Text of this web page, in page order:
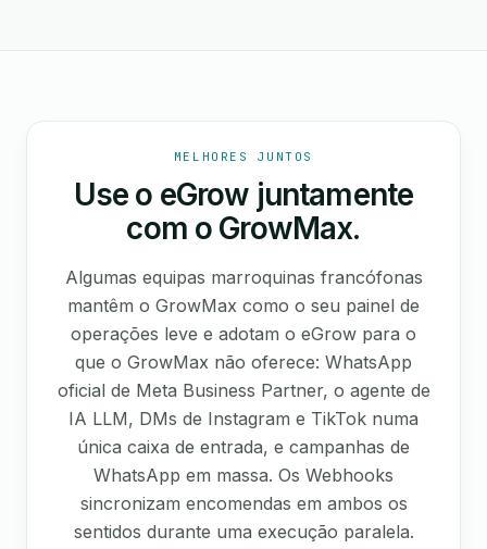
MELHORES JUNTOS
Use o eGrow juntamente
com o GrowMax.
Algumas equipas marroquinas francófonas
mantêm o GrowMax como o seu painel de
operações leve e adotam o eGrow para o
que o GrowMax não oferece: WhatsApp
oficial de Meta Business Partner, o agente de
IA LLM, DMs de Instagram e TikTok numa
única caixa de entrada, e campanhas de
WhatsApp em massa. Os Webhooks
sincronizam encomendas em ambos os
sentidos durante uma execução paralela.